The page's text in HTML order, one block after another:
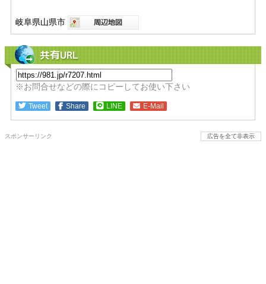
岐阜県山県市
共有URL
※お問合せなどの際にコピーしてお使い下さい
Tweet Share LINE E-Mail
スポンサーリンク 広告を全て非表示